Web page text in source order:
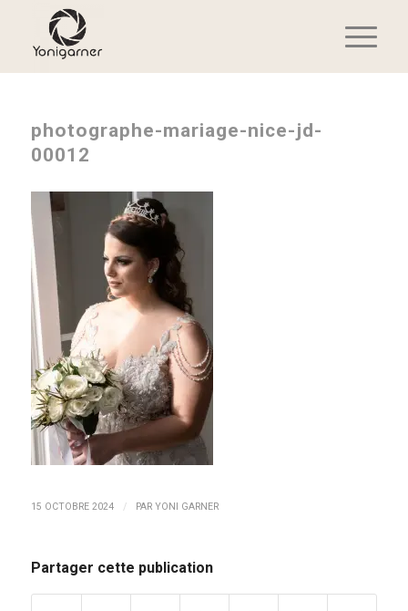
photographe-mariage-nice-jd-
00012
15 OCTOBRE 2024 / PAR YONI GARNER
Partager cette publication